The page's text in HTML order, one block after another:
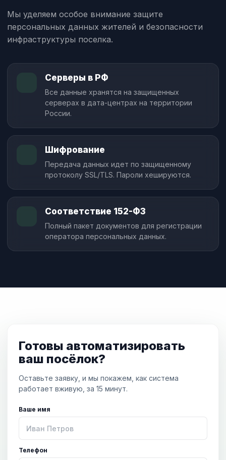
Мы уделяем особое внимание защите
персональных данных жителей и безопасности
инфраструктуры поселка.
Серверы в РФ
Все данные хранятся на защищенных
серверах в дата-центрах на территории
России.
Шифрование
Передача данных идет по защищенному
протоколу SSL/TLS. Пароли хешируются.
Соответствие 152-ФЗ
Полный пакет документов для регистрации
оператора персональных данных.
Готовы автоматизировать
ваш посёлок?
Оставьте заявку, и мы покажем, как система
работает вживую, за 15 минут.
Ваше имя
Телефон